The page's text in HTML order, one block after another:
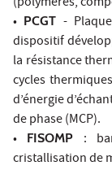
• PCGT -
dispositif
la résistance
cycles
d’énergie
de phase (MCP).
•
FISOMP :
cristallisation de